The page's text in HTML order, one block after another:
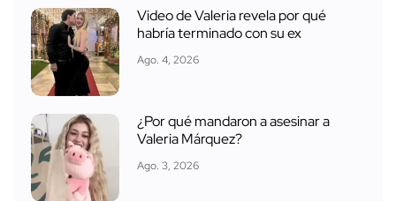
Video de Valeria revela por qué
habría terminado con su ex
Ago. 4, 2026
¿Por qué mandaron a asesinar a
Valeria Márquez?
Ago. 3, 2026